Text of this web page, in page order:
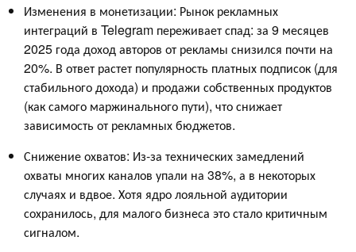
Изменения в монетизации: Рынок рекламных
интеграций в Telegram переживает спад: за 9 месяцев
2025 года доход авторов от рекламы снизился почти на
20%. В ответ растет популярность платных подписок (для
стабильного дохода) и продажи собственных продуктов
(как самого маржинального пути), что снижает
зависимость от рекламных бюджетов.
Снижение охватов: Из-за технических замедлений
охваты многих каналов упали на 38%, а в некоторых
случаях и вдвое. Хотя ядро лояльной аудитории
сохранилось, для малого бизнеса это стало критичным
сигналом.